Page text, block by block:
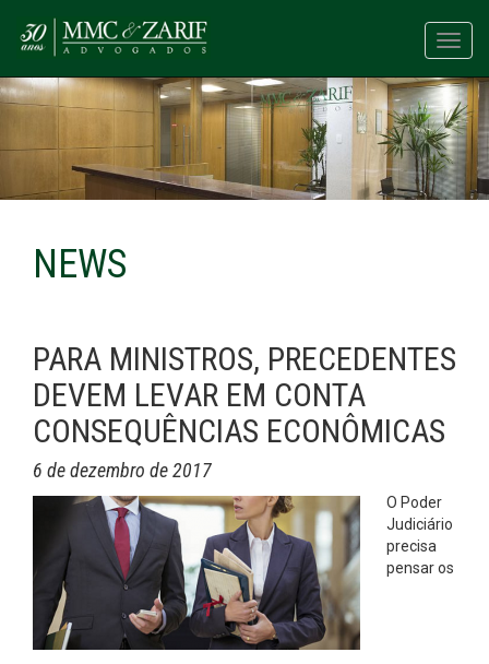
NEWS
PARA MINISTROS, PRECEDENTES
DEVEM LEVAR EM CONTA
CONSEQUÊNCIAS ECONÔMICAS
6 de dezembro de 2017
O Poder
Judiciário
precisa
pensar os